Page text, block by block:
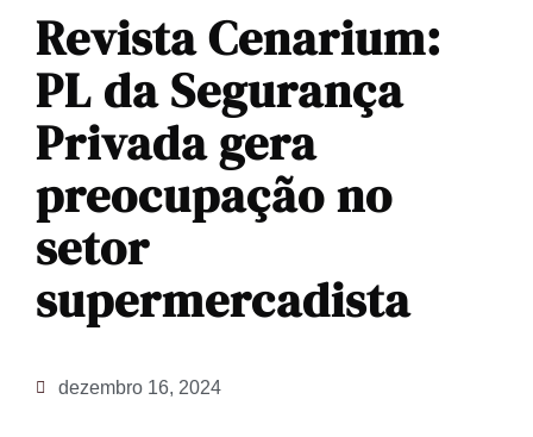
Revista Cenarium:
PL da Segurança
Privada gera
preocupação no
setor
supermercadista
dezembro 16, 2024